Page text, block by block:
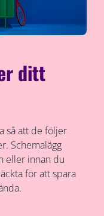
ditt
så att de följer
Schemalägg
eller innan du
för att spara